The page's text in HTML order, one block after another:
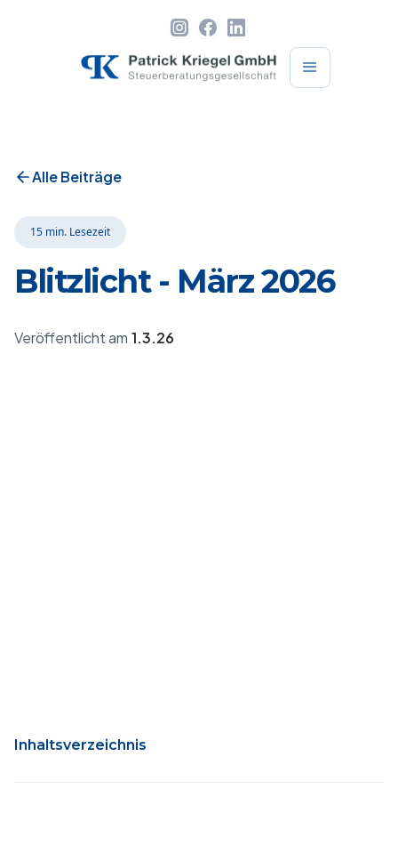
Alle Beiträge
15 min. Lesezeit
Blitzlicht - März 2026
Veröffentlicht am 1.3.26
Inhaltsverzeichnis